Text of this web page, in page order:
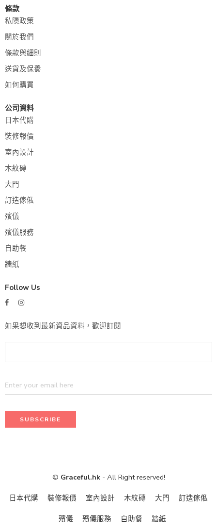
條款
私隱政策
關於我們
條款與細則
送貨及保養
如何購買
公司資料
日本代購
裝修報價
室內設計
木紋磚
大門
訂造傢俬
殯儀
殯儀服務
自助餐
牆紙
Follow Us
如果想收到最新資品資料，歡迎訂閱
© Graceful.hk- All Right reserved!
日本代購 裝修報價 室內設計 木紋磚 大門 訂造傢俬
殯儀 殯儀服務 自助餐 牆紙